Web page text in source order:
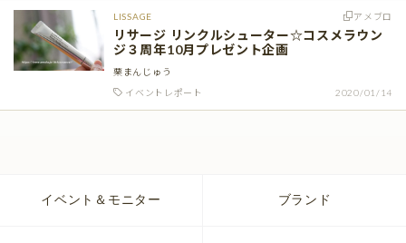
アメブロ
LISSAGE
リサージ リンクルシューター☆コスメラウン
ジ３周年10月プレゼント企画
栗まんじゅう
イベントレポート
2020/01/14
イベント＆モニター ブランド